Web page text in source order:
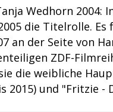
Wedhorn 2004:
die Titelrolle.
an der Seite von
ZDF-
die weibliche
2015) und "Fritzie -